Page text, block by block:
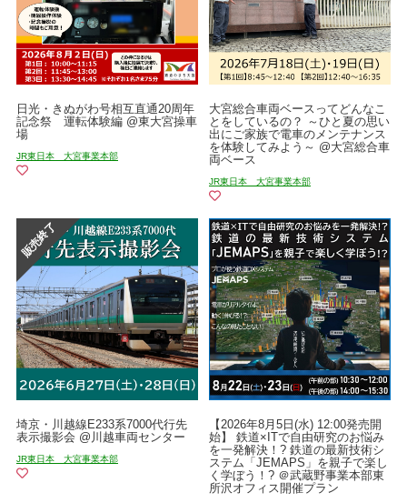
日光・きぬがわ号相互直通20周年
記念祭 運転体験編 @東大宮操車
場
JR東日本 大宮事業本部
大宮総合車両ベースってどんなこ
とをしているの？ ～ひと夏の思い
出にご家族で電車のメンテナンス
を体験してみよう～ @大宮総合車
両ベース
JR東日本 大宮事業本部
埼京・川越線E233系7000代行先
表示撮影会 @川越車両センター
JR東日本 大宮事業本部
【2026年8月5日(水) 12:00発売開
始】 鉄道×ITで自由研究のお悩み
を一発解決！? 鉄道の最新技術シ
ステム「JEMAPS」を親子で楽し
く学ぼう！? ＠武蔵野事業本部東
所沢オフィス開催プラン